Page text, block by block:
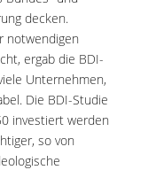
decken.
notwendigen
ergab die BDI-
Unternehmen,
Die BDI-Studie
investiert werden
so von